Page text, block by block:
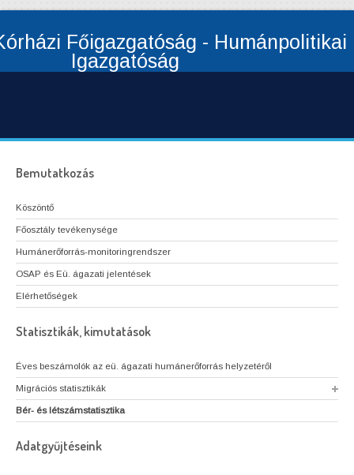
Főigazgatóság - Humánpolitikai
Igazgatóság
Bemutatkozás
Köszöntő
Főosztály tevékenysége
Humánerőforrás-monitoringrendszer
OSAP és Eü. ágazati jelentések
Elérhetőségek
Statisztikák, kimutatások
Éves beszámolók az eü. ágazati humánerőforrás helyzetéről
Migrációs statisztikák
Bér- és létszámstatisztika
Adatgyűjtéseink